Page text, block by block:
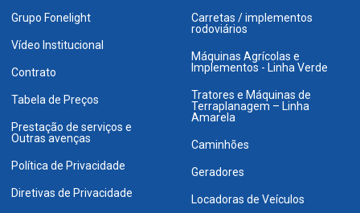
Grupo Fonelight
Vídeo Institucional
Contrato
Tabela de Preços
Prestação de serviços e
Outras avenças
Política de Privacidade
Diretivas de Privacidade
Carretas / implementos
rodoviários
Máquinas Agrícolas e
Implementos - Linha Verde
Tratores e Máquinas de
Terraplanagem – Linha
Amarela
Caminhões
Geradores
Locadoras de Veículos